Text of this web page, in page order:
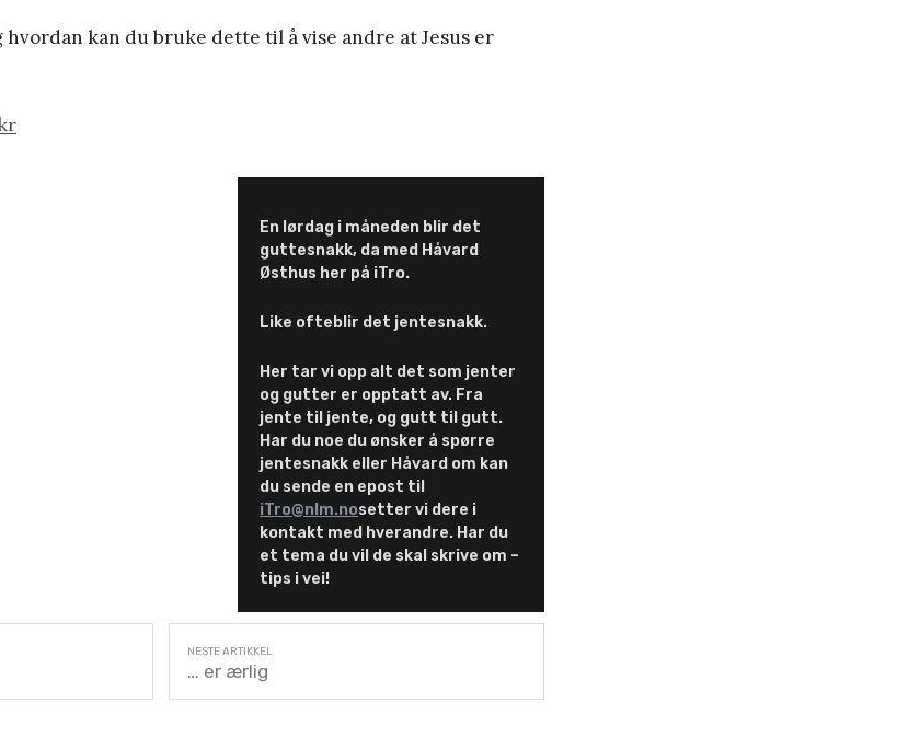
kan du bruke dette til å vise andre at Jesus er
En lørdag i måneden blir det
guttesnakk, da med Håvard
Østhus her på iTro.
Like ofteblir det jentesnakk.
Her tar vi opp alt det som jenter
og gutter er opptatt av. Fra
jente til jente, og gutt til gutt.
Har du noe du ønsker å spørre
jentesnakk eller Håvard om kan
du sende en epost til
iTro@nlm.nosetter vi dere i
kontakt med hverandre. Har du
et tema du vil de skal skrive om –
tips i vei!
… er ærlig